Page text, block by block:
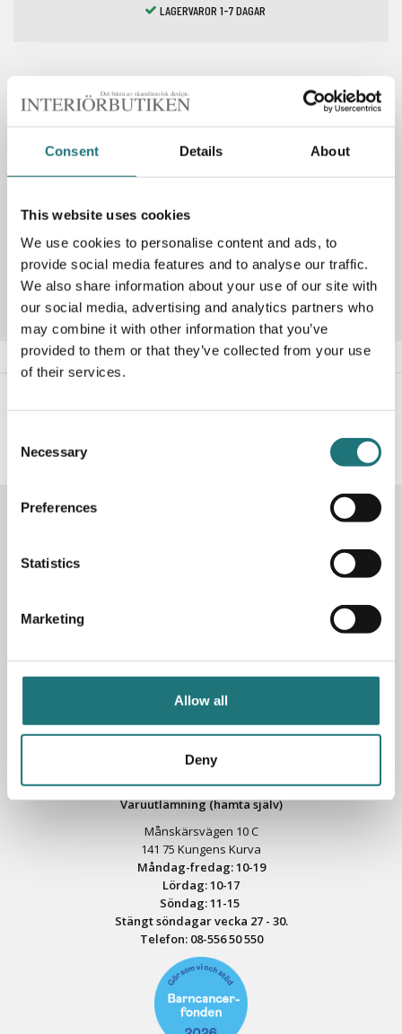
Consent Details About
This website uses cookies
We use cookies to personalise content and ads, to
provide social media features and to analyse our traffic.
We also share information about your use of our site with
our social media, advertising and analytics partners who
may combine it with other information that you’ve
provided to them or that they’ve collected from your use
of their services.
Selection
Necessary
Preferences
Statistics
Marketing
Allow all
Deny
LAGERVAROR 1-7 DAGAR
Spara som favorit
Artikelnummer 289196
Söndag: 11-17
Telefon:08-702 78 22
Se öppettider för helgdag här
Fri parkering på Åsögatan 121
Varuutlämning (hämta själv)
Månskärsvägen 10 C
141 75 Kungens Kurva
Måndag-fredag: 10-19
Lördag: 10-17
Söndag: 11-15
Stängt söndagar vecka 27 - 30.
Telefon: 08-556 50 550